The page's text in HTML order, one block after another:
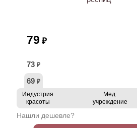
79 ₽
73 ₽
69 ₽
Индустрия
красоты
Мед.
учреждение
Нашли дешевле?